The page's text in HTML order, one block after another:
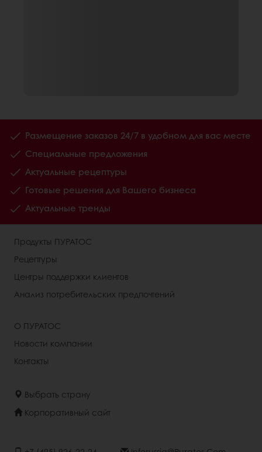
Размещение заказов 24/7 в удобном для вас месте
Специальные предложения
Актуальные рецептуры
Готовые решения для Вашего бизнеса
Актуальные тренды
Продукты ПУРАТОС
Рецептуры
Центры поддержки клиентов
Анализ потребительских предпочтений
О ПУРАТОС
Новости компании
Контакты
Выбрать страну
Корпоративный сайт